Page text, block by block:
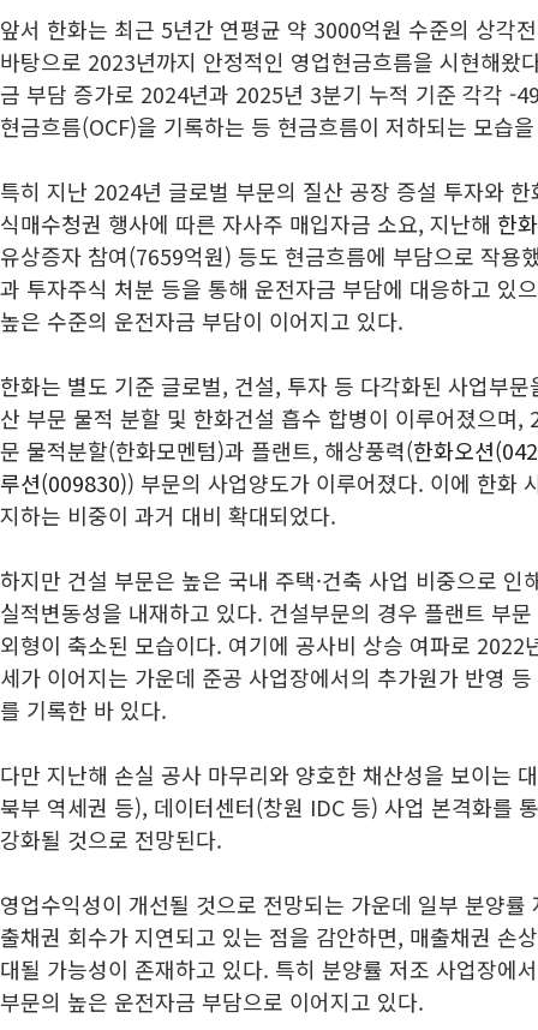
앞서 한화는 최근 5년간 연평균 약 3000억원 수준의 상각
바탕으로 2023년까지 안정적인 영업현금흐름을 시현해왔
금 부담 증가로 2024년과 2025년 3분기 누적 기준 각각 -
현금흐름(OCF)을 기록하는 등 현금흐름이 저하되는 모습
특히 지난 2024년 글로벌 부문의 질산 공장 증설 투자와
식매수청권 행사에 따른 자사주 매입자금 소요, 지난해 한
유상증자 참여(7659억원) 등도 현금흐름에 부담으로 작용
과 투자주식 처분 등을 통해 운전자금 부담에 대응하고 있
높은 수준의 운전자금 부담이 이어지고 있다.
한화는 별도 기준 글로벌, 건설, 투자 등 다각화된 사업부
산 부문 물적 분할 및 한화건설 흡수 합병이 이루어졌으며,
문 물적분할(한화모멘텀)과 플랜트, 해상풍력(한화오션
루션(009830)) 부문의 사업양도가 이루어졌다. 이에 한화
지하는 비중이 과거 대비 확대되었다.
하지만 건설 부문은 높은 국내 주택·건축 사업 비중으로 인
실적변동성을 내재하고 있다. 건설부문의 경우 플랜트 부
외형이 축소된 모습이다. 여기에 공사비 상승 여파로 2022
세가 이어지는 가운데 준공 사업장에서의 추가원가 반영
를 기록한 바 있다.
다만 지난해 손실 공사 마무리와 양호한 채산성을 보이는
북부 역세권 등), 데이터센터(창원 IDC 등) 사업 본격화를
강화될 것으로 전망된다.
영업수익성이 개선될 것으로 전망되는 가운데 일부 분양률
출채권 회수가 지연되고 있는 점을 감안하면, 매출채권 손
대될 가능성이 존재하고 있다. 특히 분양률 저조 사업장에
부문의 높은 운전자금 부담으로 이어지고 있다.